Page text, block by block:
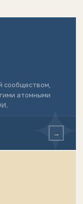
✦
сообществом,
атомными
→